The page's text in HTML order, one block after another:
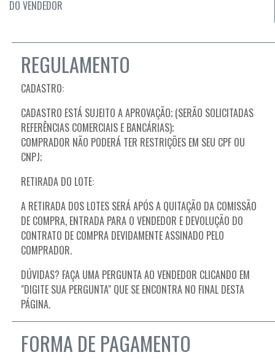
DO VENDEDOR
REGULAMENTO
CADASTRO:
CADASTRO ESTÁ SUJEITO A APROVAÇÃO; (SERÃO SOLICITADAS
REFERÊNCIAS COMERCIAIS E BANCÁRIAS);
COMPRADOR NÃO PODERÁ TER RESTRIÇÕES EM SEU CPF OU
CNPJ;
RETIRADA DO LOTE:
A RETIRADA DOS LOTES SERÁ APÓS A QUITAÇÃO DA COMISSÃO
DE COMPRA, ENTRADA PARA O VENDEDOR E DEVOLUÇÃO DO
CONTRATO DE COMPRA DEVIDAMENTE ASSINADO PELO
COMPRADOR.
DÚVIDAS? FAÇA UMA PERGUNTA AO VENDEDOR CLICANDO EM
"DIGITE SUA PERGUNTA" QUE SE ENCONTRA NO FINAL DESTA
PÁGINA.
FORMA DE PAGAMENTO